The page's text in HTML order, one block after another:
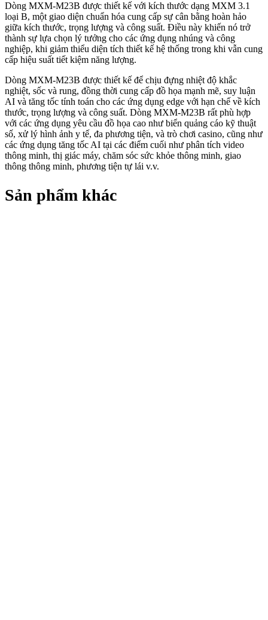
Dòng MXM-M23B được thiết kế với kích thước dạng MXM 3.1
loại B, một giao diện chuẩn hóa cung cấp sự cân bằng hoàn hảo
giữa kích thước, trọng lượng và công suất. Điều này khiến nó trở
thành sự lựa chọn lý tưởng cho các ứng dụng nhúng và công
nghiệp, khi giảm thiểu diện tích thiết kế hệ thống trong khi vẫn cung
cấp hiệu suất tiết kiệm năng lượng.
Dòng MXM-M23B được thiết kế để chịu đựng nhiệt độ khắc
nghiệt, sốc và rung, đồng thời cung cấp đồ họa mạnh mẽ, suy luận
AI và tăng tốc tính toán cho các ứng dụng edge với hạn chế về kích
thước, trọng lượng và công suất. Dòng MXM-M23B rất phù hợp
với các ứng dụng yêu cầu đồ họa cao như biển quảng cáo kỹ thuật
số, xử lý hình ảnh y tế, đa phương tiện, và trò chơi casino, cũng như
các ứng dụng tăng tốc AI tại các điểm cuối như phân tích video
thông minh, thị giác máy, chăm sóc sức khỏe thông minh, giao
thông thông minh, phương tiện tự lái v.v.
Sản phẩm khác